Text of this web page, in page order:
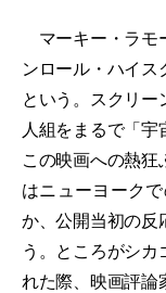
マーキー・ラモ
ンロール・ハイス
という。スクリー
人組をまるで「宇
この映画への熱狂
はニューヨーク
か、公開当初の反
う。ところがシカ
れた際、映画評論